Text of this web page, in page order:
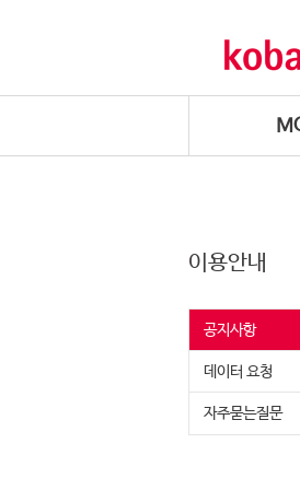
이용안내
공지사항
데이터 요청
자주묻는질문